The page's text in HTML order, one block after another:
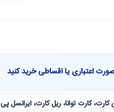
اعتباری یا اقساطی خرید کنید
کارت توانا، ریل کارت، ایرانسل پی